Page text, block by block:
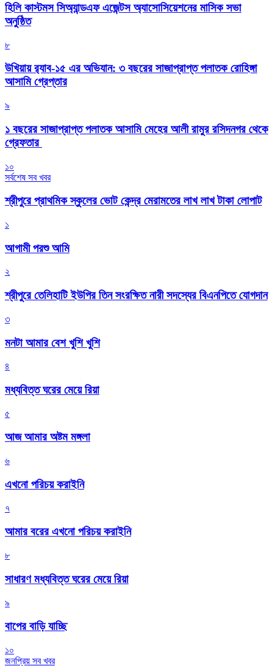
হিলি কাস্টমস সিঅ্যান্ডএফ এজেন্টস অ্যাসোসিয়েশনের মাসিক সভা
অনুষ্ঠিত
৮
উখিয়ায় র‍্যাব-১৫ এর অভিযান: ৩ বছরের সাজাপ্রাপ্ত পলাতক রোহিঙ্গা
আসামি গ্রেপ্তার
৯
১ বছরের সাজাপ্রাপ্ত পলাতক আসামি মেহের আলী রামুর রসিদনগর থেকে
গ্রেফতার ‎
১০
সর্বশেষ সব খবর
শ্রীপুরে প্রাথমিক স্কুলের ভোট কেন্দ্র মেরামতের লাখ লাখ টাকা লোপাট
১
আগামী পরশু আমি
২
শ্রীপুরে তেলিহাটি ইউপির তিন সংরক্ষিত নারী সদস্যের বিএনপিতে যোগদান
৩
মনটা আমার বেশ খুশি খুশি
৪
মধ্যবিত্ত ঘরের মেয়ে রিয়া
৫
আজ আমার অষ্টম মঙ্গলা
৬
এখনো পরিচয় করাইনি
৭
আমার বরের এখনো পরিচয় করাইনি
৮
সাধারণ মধ্যবিত্ত ঘরের মেয়ে রিয়া
৯
বাপের বাড়ি যাচ্ছি
১০
জনপ্রিয় সব খবর